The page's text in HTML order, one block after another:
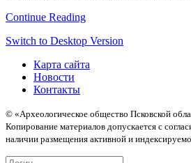
Continue Reading
Switch to Desktop Version
Карта сайта
Новости
Контакты
© «Археологическое общество Псковской
Копирование материалов допускается с
наличии размещения активной и